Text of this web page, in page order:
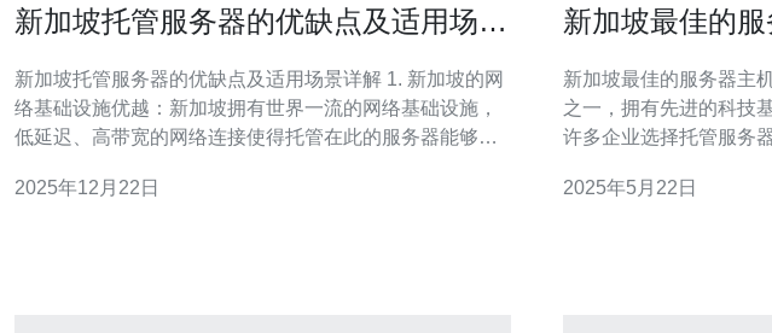
新加坡托管服务器的优缺点及适用场景
新加坡托管服务器的优缺点及适用场景详解 1. 新加坡的网
络基础设施优越：新加坡拥有世界一流的网络基础设施，
低延迟、高带宽的网络连接使得托管在此的服务器能够提
法律环境稳定：新加坡的法律环境相对稳定，数据保护法
2025年12月22日
新加坡最佳的
新加坡最佳的服务器主机服务 新加坡作为亚洲
之一，拥有先进的科技
许多企业选择托管服务
主机方案。 新加坡的服务器主机服务具有许多优势。首
2025年5月22日